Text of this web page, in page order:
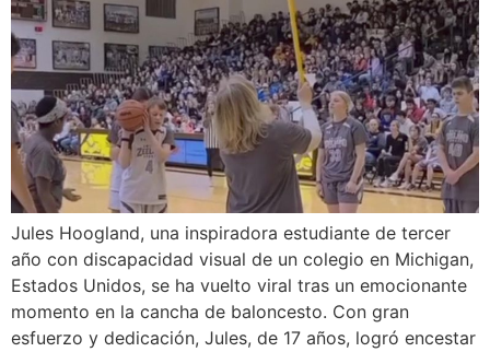
Jules Hoogland, una inspiradora estudiante de tercer
año con discapacidad visual de un colegio en Michigan,
Estados Unidos, se ha vuelto viral tras un emocionante
momento en la cancha de baloncesto. Con gran
esfuerzo y dedicación, Jules, de 17 años, logró encestar